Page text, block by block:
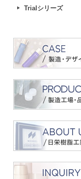
Trialシリーズ